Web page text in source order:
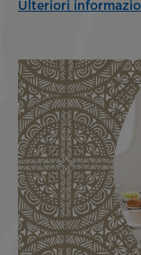
Ulteriori